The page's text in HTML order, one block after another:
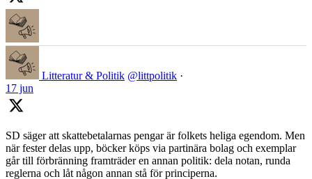
Litteratur & Politik @littpolitik ·
17 jun
SD säger att skattebetalarnas pengar är folkets heliga egendom. Men
när fester delas upp, böcker köps via partinära bolag och exemplar
går till förbränning framträder en annan politik: dela notan, runda
reglerna och låt någon annan stå för principerna.